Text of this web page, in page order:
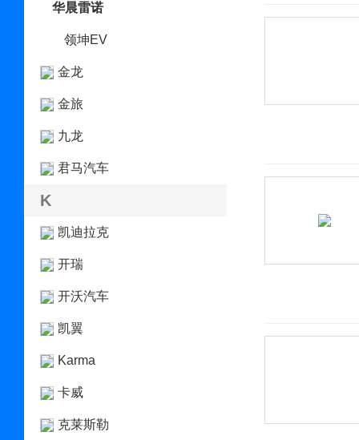
华晨雷诺
领坤EV
金龙
金旅
九龙
君马汽车
K
凯迪拉克
开瑞
开沃汽车
凯翼
Karma
卡威
克莱斯勒